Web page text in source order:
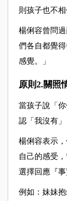
則孩子也不相
楊俐容曾問
們各自都覺
感覺。」
原則2.關照
當孩子說「
認「我沒有
楊俐容表示
自己的感受
選擇回應『
例如：妹妹